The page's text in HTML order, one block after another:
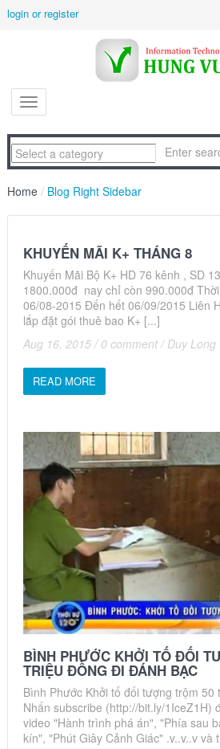
login or register
Home / Blog Right Sidebar
KHUYẾN MÃI K+ THÁNG 8
Khuyến Mãi Bộ K+ HD 76 kênh , SD
1800.000đ nay chỉ còn 990.000đ
06/08-2015 Đến hết 06/09/2015 Liên
lắp đặt gói thuê bao K+ [...]
Aug 16, 2015 / 0 comment / Duy Long
READ MORE
BÌNH PHƯỚC KHỞI TỐ ĐỐI
TRIỆU ĐỒNG ĐI ĐÁNH BẠC
Bình Phước Khởi tố đối tượng trộm 50
Nhấn subscribe (http://bit.ly/1IceZ1H)
video "Hành trình phá án", "Phía sau
kín", "Phút Giây Cảnh Giác" .v..v..v và